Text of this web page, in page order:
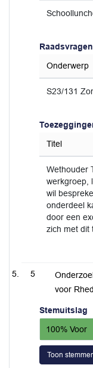
Raadsvragen
Onderwerp
S23/131
Titel
Wethouder
werkgroep,
wil
onderdeel
door een
zich met dit
5
voor
Stemuitslag
100% Voor
Toon